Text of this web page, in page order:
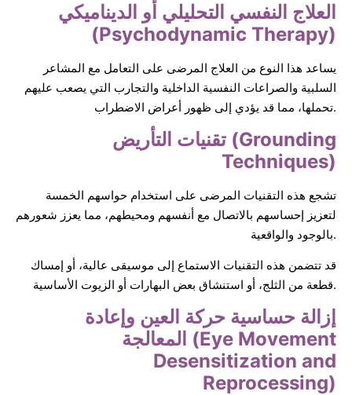
العلاج النفسي التحليلي أو الديناميكي
(Psychodynamic Therapy)
يساعد هذا النوع من العلاج المرضى على التعامل مع المشاعر
السلبية والصراعات النفسية الداخلية والتجارب التي يصعب عليهم
تحملها، مما قد يؤدي إلى ظهور أعراض الاضطراب.
تقنيات التأريض (Grounding
Techniques)
تشجع هذه التقنيات المرضى على استخدام حواسهم الخمسة
لتعزيز إحساسهم بالاتصال مع أنفسهم ومحيطهم، مما يعزز شعورهم
بالوجود والواقعية.
قد تتضمن هذه التقنيات الاستماع إلى موسيقى عالية، أو إمساك
قطعة من الثلج، أو استنشاق بعض البهارات أو الزيوت الأساسية.
إزالة حساسية حركة العين وإعادة
المعالجة (Eye Movement
Desensitization and
Reprocessing)